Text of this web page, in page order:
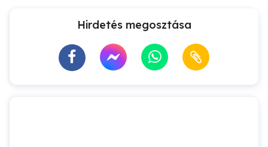
Hirdetés megosztása